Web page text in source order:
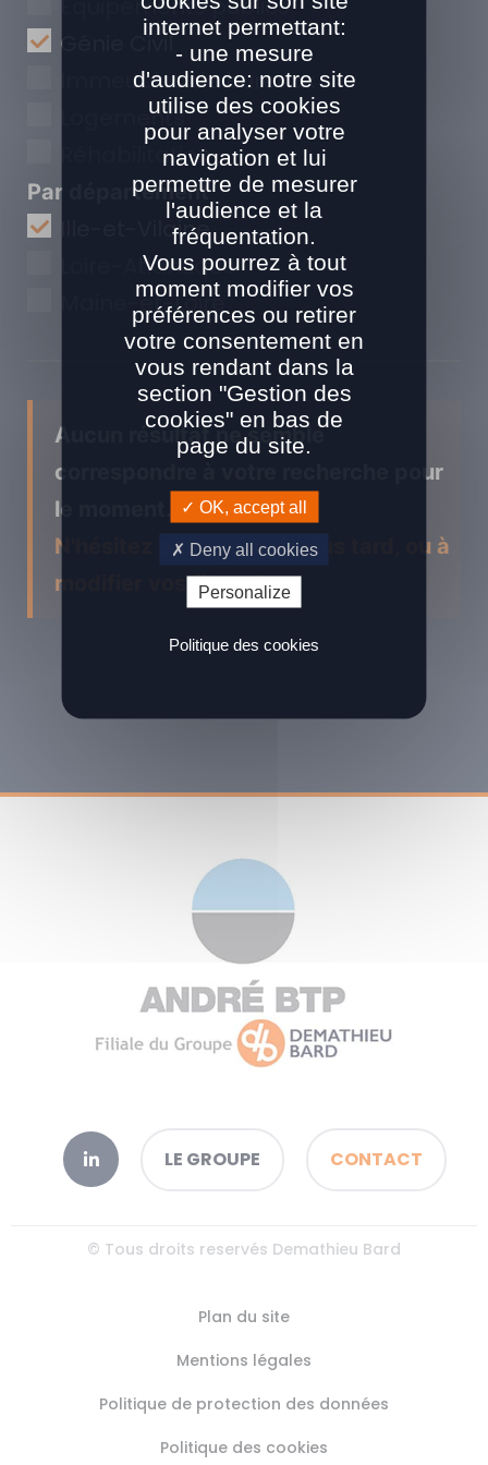
Equipements publics
Génie Civil
Immeubles de bureaux
Logements
Réhabilitation
Par département
Ille-et-Vilaine
Loire-Atlantique
Maine-et-Loire
Aucun résultat ne semble
correspondre à votre recherche pour
le moment...
N'hésitez pas à revenir plus tard, ou à
modifier vos filtres !
LE GROUPE CONTACT
© Tous droits reservés Demathieu Bard
Plan du site
Mentions légales
Politique de protection des données
Politique des cookies
internet permettant:
- une mesure
d'audience: notre site
utilise des cookies
pour analyser votre
navigation et lui
permettre de mesurer
l'audience et la
fréquentation.
Vous pourrez à tout
moment modifier vos
préférences ou retirer
votre consentement en
vous rendant dans la
section "Gestion des
cookies" en bas de
page du site.
OK, accept all
Deny all cookies
Personalize
Politique des cookies